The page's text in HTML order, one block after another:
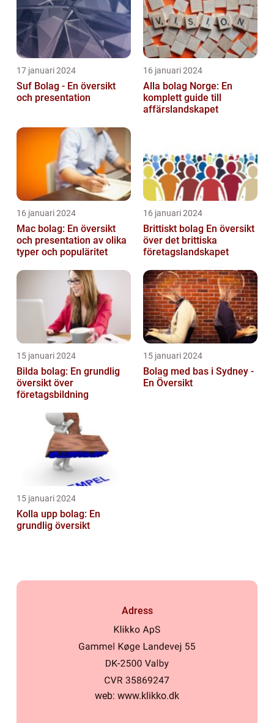
17 januari 2024
Suf Bolag - En översikt
och presentation
16 januari 2024
Alla bolag Norge: En
komplett guide till
affärslandskapet
16 januari 2024
Mac bolag: En översikt
och presentation av olika
typer och populäritet
16 januari 2024
Brittiskt bolag En översikt
över det brittiska
företagslandskapet
15 januari 2024
Bilda bolag: En grundlig
översikt över
företagsbildning
15 januari 2024
Bolag med bas i Sydney -
En Översikt
15 januari 2024
Kolla upp bolag: En
grundlig översikt
Adress
web: www.klikko.dk